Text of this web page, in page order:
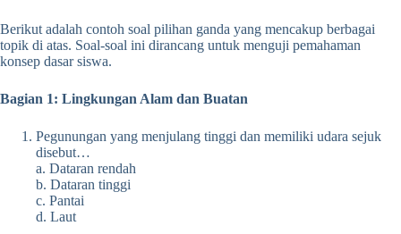
Berikut adalah contoh soal pilihan ganda yang mencakup berbagai
topik di atas. Soal-soal ini dirancang untuk menguji pemahaman
konsep dasar siswa.
Bagian 1: Lingkungan Alam dan Buatan
Pegunungan yang menjulang tinggi dan memiliki udara sejuk
disebut…
a. Dataran rendah
b. Dataran tinggi
c. Pantai
d. Laut